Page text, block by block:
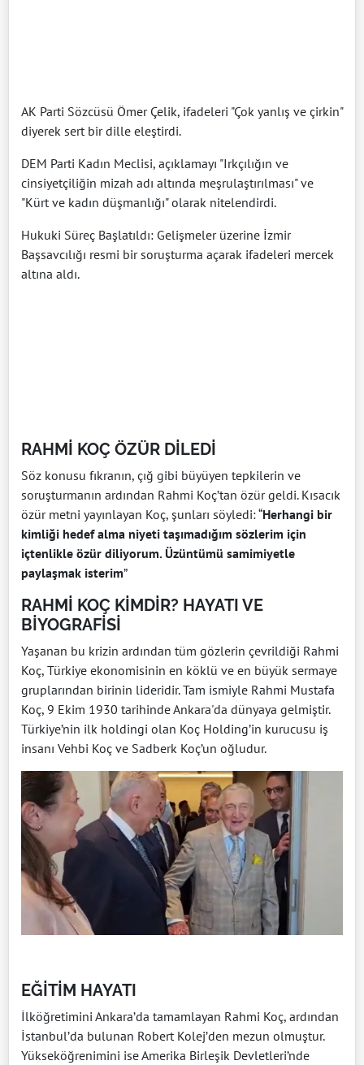
AK Parti Sözcüsü Ömer Çelik, ifadeleri "Çok yanlış ve çirkin"
diyerek sert bir dille eleştirdi.
DEM Parti Kadın Meclisi, açıklamayı "Irkçılığın ve
cinsiyetçiliğin mizah adı altında meşrulaştırılması" ve
"Kürt ve kadın düşmanlığı" olarak nitelendirdi.
Hukuki Süreç Başlatıldı: Gelişmeler üzerine İzmir
Başsavcılığı resmi bir soruşturma açarak ifadeleri mercek
altına aldı.
RAHMİ KOÇ ÖZÜR DİLEDİ
Söz konusu fıkranın, çığ gibi büyüyen tepkilerin ve
soruşturmanın ardından Rahmi Koç’tan özür geldi. Kısacık
özür metni yayınlayan Koç, şunları söyledi: “Herhangi bir
kimliği hedef alma niyeti taşımadığım sözlerim için
içtenlikle özür diliyorum. Üzüntümü samimiyetle
paylaşmak isterim”
RAHMİ KOÇ KİMDİR? HAYATI VE
BİYOGRAFİSİ
Yaşanan bu krizin ardından tüm gözlerin çevrildiği Rahmi
Koç, Türkiye ekonomisinin en köklü ve en büyük sermaye
gruplarından birinin lideridir. Tam ismiyle Rahmi Mustafa
Koç, 9 Ekim 1930 tarihinde Ankara'da dünyaya gelmiştir.
Türkiye’nin ilk holdingi olan Koç Holding’in kurucusu iş
insanı Vehbi Koç ve Sadberk Koç’un oğludur.
EĞİTİM HAYATI
İlköğretimini Ankara’da tamamlayan Rahmi Koç, ardından
İstanbul’da bulunan Robert Kolej’den mezun olmuştur.
Yükseköğrenimini ise Amerika Birleşik Devletleri’nde